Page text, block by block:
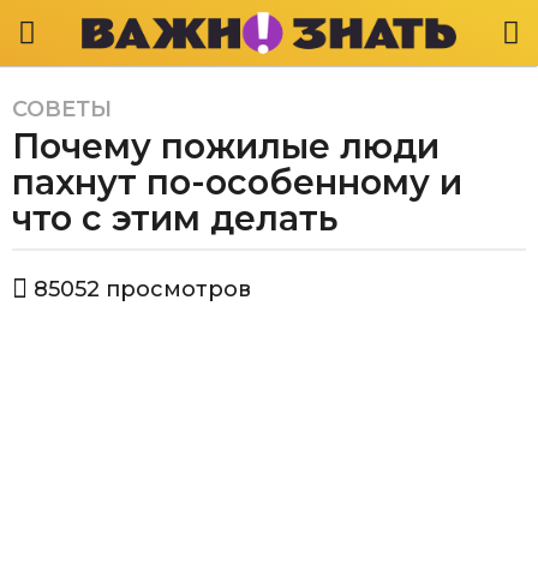
4
г
д
а
g
СОВЕТЫ
Почему пожилые люди
пахнут по-особенному и
что с этим делать
в
85052 просмотров